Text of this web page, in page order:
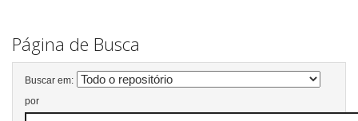
Página de Busca
Buscar em:
por